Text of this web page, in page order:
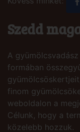
Szedd
A
formában
finom
weboldalon a
Célunk, hogy a
közelebb hozzuk.